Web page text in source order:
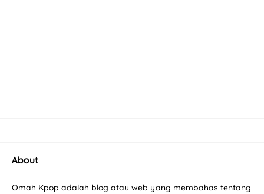
About
Omah Kpop adalah blog atau web yang membahas tentang